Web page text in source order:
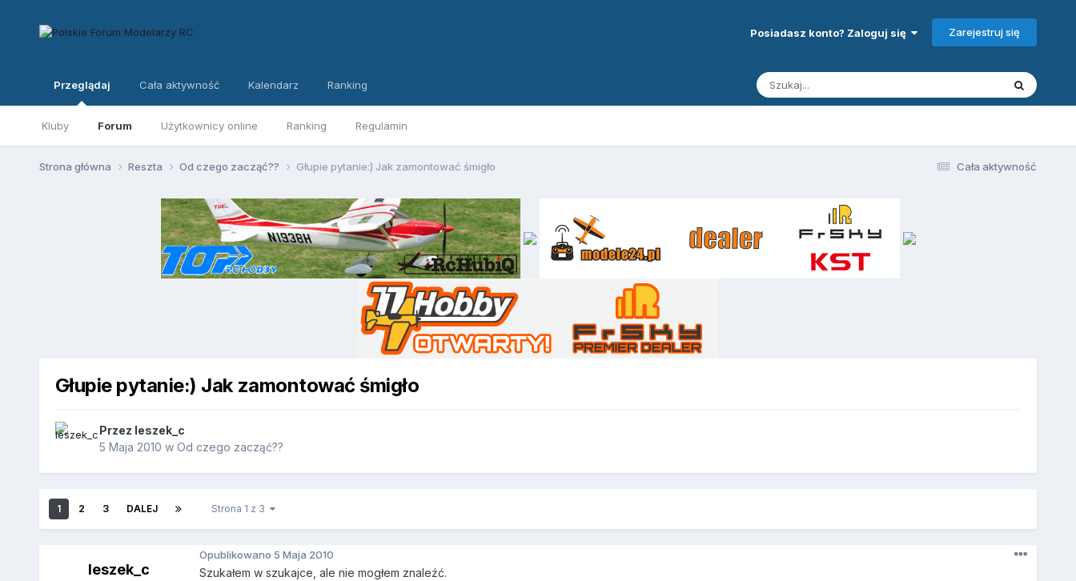
Posiadasz konto? Zaloguj się Zarejestruj się
Przeglądaj
Kluby Forum Użytkownicy online Ranking Regulamin
Cała aktywność Kalendarz Ranking
Cała aktywność
Strona główna Reszta Od czego zacząć?? Głupie pytanie:) Jak zamontować śmigło
Głupie pytanie:) Jak zamontować śmigło
Przez leszek_c
5 Maja 2010 w Od czego zacząć??
1 2 3 DALEJ Strona 1 z 3
leszek_c
Opublikowano 5 Maja 2010
Szukałem w szukajce, ale nie mogłem znaleźć.